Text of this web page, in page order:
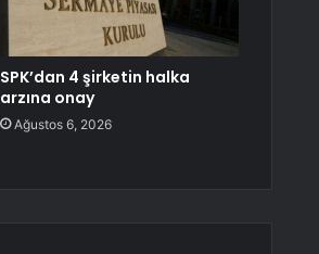
SPK’dan 4 şirketin halka
arzına onay
Ağustos 6, 2026